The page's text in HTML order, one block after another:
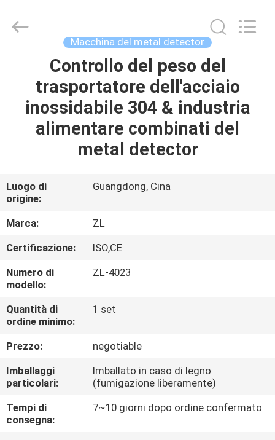
PRODOTTI
CIRCA
NOI
GIRO
DELLA
FABBRICA
CONTROLLO
DI
QUALITÀ
CONTATTICI
Instrument
Technology
Macchina del metal detector
Controllo del peso del
trasportatore dell'acciaio
inossidabile 304 & industria
alimentare combinati del
metal detector
Luogo di
origine:
Guangdong, Cina
Marca:
ZL
Certificazione:
ISO,CE
Numero di
modello:
ZL-4023
Quantità di
ordine minimo:
1 set
Prezzo:
negotiable
Imballaggi
particolari:
Imballato in caso di legno
(fumigazione liberamente)
Tempi di
consegna:
7~10 giorni dopo ordine confermato